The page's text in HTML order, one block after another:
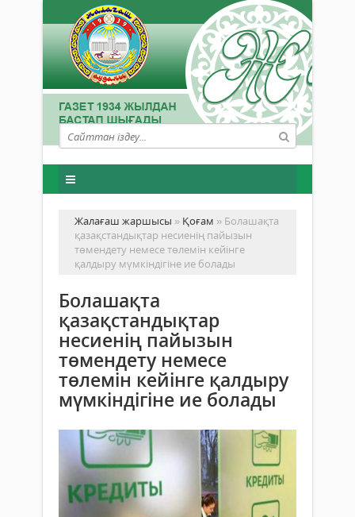
Жалағаш жаршысы » Қоғам » Болашақта
қазақстандықтар несиенің пайызын
төмендету немесе төлемін кейінге
қалдыру мүмкіндігіне ие болады
Болашақта
қазақстандықтар
несиенің пайызын
төмендету немесе
төлемін кейінге қалдыру
мүмкіндігіне ие болады